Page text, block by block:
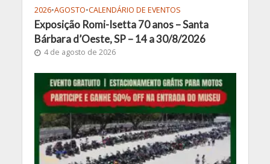
2026•AGOSTO•CALENDÁRIO DE EVENTOS
Exposição Romi-Isetta 70 anos – Santa
Bárbara d’Oeste, SP – 14 a 30/8/2026
4 de agosto de 2026